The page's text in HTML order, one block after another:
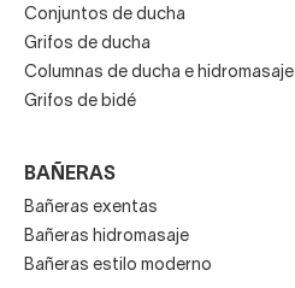
Conjuntos de ducha
Grifos de ducha
Columnas de ducha e hidromasaje
Grifos de bidé
BAÑERAS
Bañeras exentas
Bañeras hidromasaje
Bañeras estilo moderno